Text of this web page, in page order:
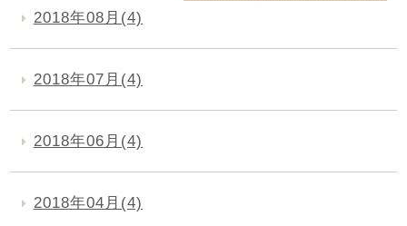
2018年08月(4)
2018年07月(4)
2018年06月(4)
2018年04月(4)